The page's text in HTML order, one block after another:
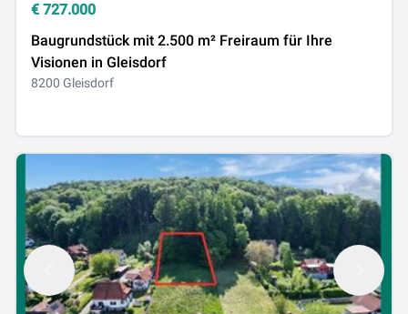
€ 727.000
Baugrundstück mit 2.500 m² Freiraum für Ihre
Visionen in Gleisdorf
8200 Gleisdorf